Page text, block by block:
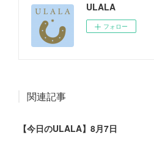
ULALA
フォロー
関連記事
【今日のULALA】8月7日